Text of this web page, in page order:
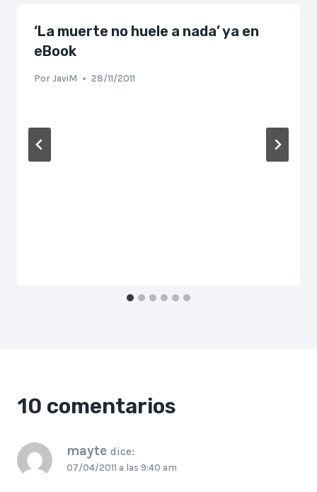
‘La muerte no huele a nada’ ya en
eBook
Por JaviM 28/11/2011
10 comentarios
mayte dice:
07/04/2011 a las 9:40 am